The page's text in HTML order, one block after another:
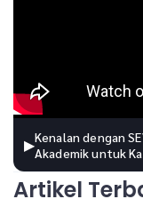
▶Kenalan dengan
Akademik untuk
Artikel